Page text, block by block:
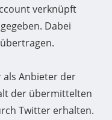
verknüpft
Dabei
als Anbieter der
der übermittelten
Twitter erhalten.